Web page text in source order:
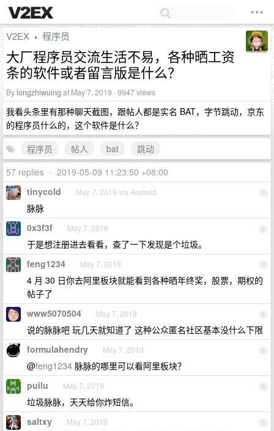
V2EX › 程序员
大厂程序员交流生活不易，各种晒工资
条的软件或者留言版是什么？
By longzhiwuing at May 7, 2019 · 9947 views
我看头条里有那种聊天截图，跟帖人都是实名 BAT，字节跳动，京东
的程序员什么的，这个软件是什么？
程序员
帖人 bat
跳动
57 replies • 2019-05-09 11:23:50 +08:00
1
tinycold May 7, 2019 via Android
脉脉
2
0x3f3f May 7, 2019
于是想注册进去看看，查了一下发现是个垃圾。
3
feng1234 May 7, 2019
4 月 30 日你去阿里板块就能看到各种晒年终奖，股票，期权的
帖子了
4
www5070504 May 7, 2019
说的脉脉吧 玩几天就知道了 这种公众匿名社区基本没什么下限
5
formulahendry May 7, 2019
@feng1234 脉脉的哪里可以看阿里板块？
6
puilu May 7, 2019
垃圾脉脉，天天给你炸短信。
7
saltxy May 7, 2019